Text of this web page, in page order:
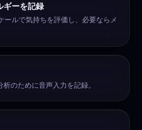
ギーを記録
ールで気持ちを評価し、必要ならメ
のために音声入力を記録。